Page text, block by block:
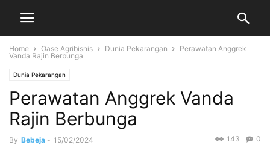
Home Oase Agribisnis Dunia Pekarangan
Perawatan Anggrek
Vanda Rajin Berbunga
Dunia Pekarangan
Perawatan Anggrek Vanda
Rajin Berbunga
By Bebeja - 15/02/2024 0
143